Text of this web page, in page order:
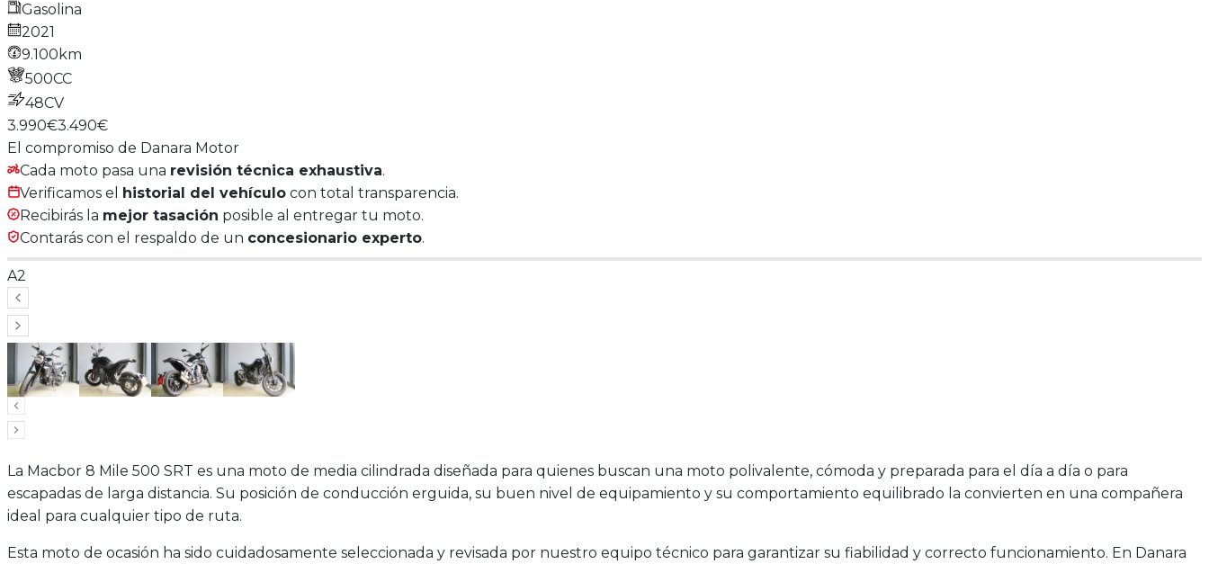
Gasolina
2021
9.100km
500CC
48CV
3.990€3.490€
El compromiso de Danara Motor
Cada moto pasa una revisión técnica exhaustiva.
Verificamos el
historial del vehículo con total transparencia.
Recibirás la mejor tasación posible al entregar tu moto.
Contarás con el respaldo de un concesionario experto.
A2
La Macbor 8 Mile 500 SRT es una moto de media cilindrada diseñada para quienes buscan una moto polivalente, cómoda y preparada para el día a día o para
escapadas de larga distancia. Su posición de conducción erguida, su buen nivel de equipamiento y su comportamiento equilibrado la convierten en una compañera
ideal para cualquier tipo de ruta.
Esta moto de ocasión ha sido cuidadosamente seleccionada y revisada por nuestro equipo técnico para garantizar su fiabilidad y correcto funcionamiento. En Danara